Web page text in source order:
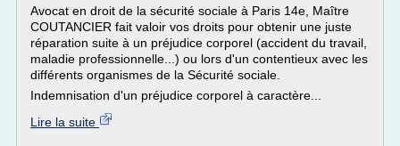
Avocat en droit de la sécurité sociale à Paris 14e, Maître
COUTANCIER fait valoir vos droits pour obtenir une juste
réparation suite à un préjudice corporel (accident du travail,
maladie professionnelle...) ou lors d'un contentieux avec les
différents organismes de la Sécurité sociale.
Indemnisation d'un préjudice corporel à caractère...
Lire la suite